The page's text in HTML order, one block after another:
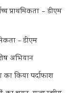
प्राथमिकता – डीएम
– डीएम
अभियान
का किया पर्दाफाश